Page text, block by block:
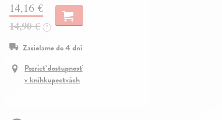
14,16 €
14,90 €
?
Zasielame do 4 dní
Pozrieť dostupnosť
v kníhkupectvách